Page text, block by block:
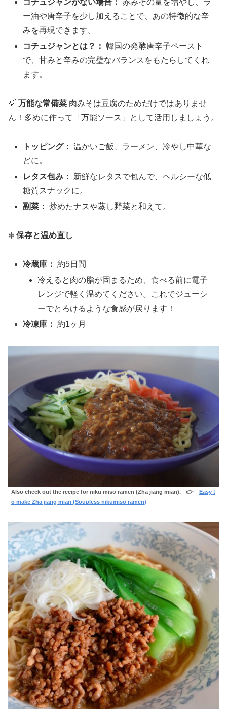
コチュジャンがない場合： 赤みその量を増やし、ラ
ー油や唐辛子を少し加えることで、あの特徴的な辛
みを再現できます。
コチュジャンとは？： 韓国の発酵唐辛子ペースト
で、甘みと辛みの完璧なバランスをもたらしてくれ
ます。
💡 万能な常備菜 肉みそは豆腐のためだけではありませ
ん！多めに作って「万能ソース」として活用しましょう。
トッピング： 温かいご飯、ラーメン、冷やし中華な
どに。
レタス包み：
新鮮なレタスで包んで、ヘルシーな低
糖質スナックに。
副菜： 炒めたナスや蒸し野菜と和えて。
❄️ 保存と温め直し
冷蔵庫： 約5日間
冷えると肉の脂が固まるため、食べる前に電子
レンジで軽く温めてください。これでジューシ
ーでとろけるような食感が戻ります！
冷凍庫： 約1ヶ月
Also check out the recipe for niku miso ramen (Zha jiang mian). 👉
Easy t
o make Zha jiang mian (Soupless nikumiso ramen)